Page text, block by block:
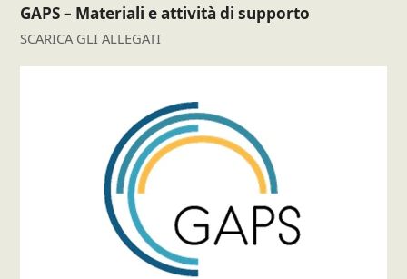
GAPS – Materiali e attività di supporto
SCARICA GLI ALLEGATI